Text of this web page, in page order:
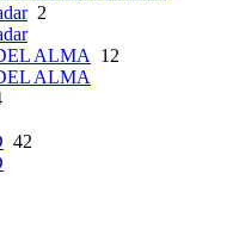
2
ALMA
12
ALMA
42